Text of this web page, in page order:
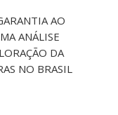
AO
ANÁLISE
DA
NO BRASIL